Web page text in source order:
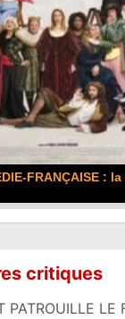
FRANÇAISE :
critiques
PATROUILLE LE